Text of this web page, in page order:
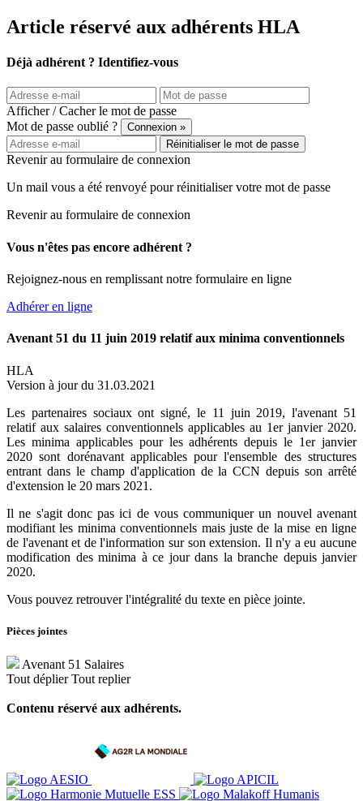
Article réservé aux adhérents HLA
Déjà adhérent ? Identifiez-vous
Afficher / Cacher le mot de passe
Mot de passe oublié ?
Connexion »
Revenir au formulaire de connexion
Un mail vous a été renvoyé pour réinitialiser votre mot de passe
Revenir au formulaire de connexion
Vous n'êtes pas encore adhérent ?
Rejoignez-nous en remplissant notre formulaire en ligne
Adhérer en ligne
Avenant 51 du 11 juin 2019 relatif aux minima conventionnels
HLA
Version à jour du 31.03.2021
Les partenaires sociaux ont signé, le 11 juin 2019, l'avenant 51
relatif aux salaires conventionnels applicables au 1er janvier 2020.
Les minima applicables pour les adhérents depuis le 1er janvier
2020 sont dorénavant applicables pour l'ensemble des structures
entrant dans le champ d'application de la CCN depuis son arrêté
d'extension le 20 mars 2021.
Il ne s'agit donc pas ici de vous communiquer un nouvel avenant
modifiant les minima conventionnels mais juste de la mise en ligne
de l'avenant et de l'information sur son extension. Il n'y a eu aucune
modification des minima à ce jour dans la branche depuis janvier
2020.
Vous pouvez retrouver l'intégralité du texte en pièce jointe.
Pièces jointes
Avenant 51 Salaires
Tout déplierTout replier
Contenu réservé aux adhérents.